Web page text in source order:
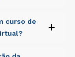
error sit
illo inventore
curso de
+
error sit